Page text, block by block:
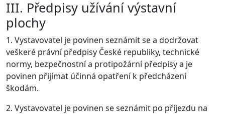
III. Předpisy užívání výstavní
plochy
1. Vystavovatel je povinen seznámit se a dodržovat
veškeré právní předpisy České republiky, technické
normy, bezpečnostní a protipožární předpisy a je
povinen přijímat účinná opatření k předcházení
škodám.
2. Vystavovatel je povinen se seznámit po příjezdu na